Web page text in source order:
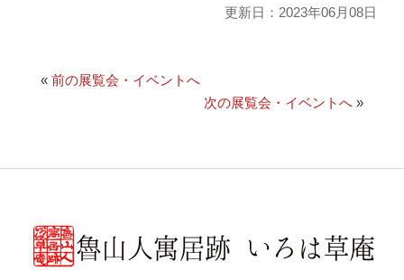
更新日：2023年06月08日
« 前の展覧会・イベントへ
次の展覧会・イベントへ »